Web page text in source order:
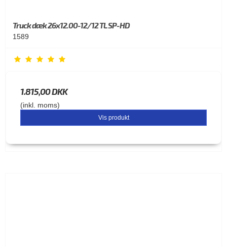
Truck dæk 26x12.00-12/12 TL SP-HD
1589
1.815,00 DKK
(inkl. moms)
Vis produkt